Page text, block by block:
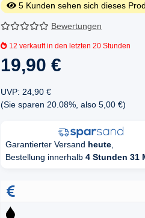
5 Kunden sehen sich dieses
Bewertungen
12 verkauft in den letzten 20 Stunden
19,90 €
UVP: 24,90 €
(Sie sparen 20.08% , also 5,00 €)
Garantierter Versand heute,
Bestellung innerhalb 4 Stunden 31